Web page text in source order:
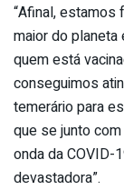
“Afinal, estamos
maior do
quem está
conseguimos
temerário para
que se junto
onda da
devastadora”.